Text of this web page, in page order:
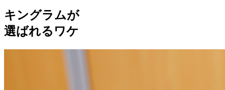
キングラムが
選ばれるワケ